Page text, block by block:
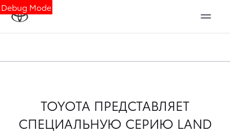
Debug Mode
TOYOTA ПРЕДСТАВЛЯЕТ
СПЕЦИАЛЬНУЮ СЕРИЮ LAND